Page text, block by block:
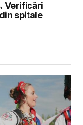
Verificări
spitale